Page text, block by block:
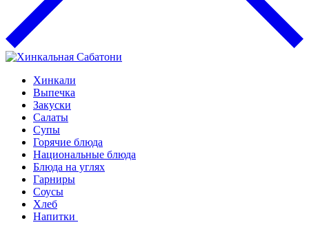
Хинкали
Выпечка
Закуски
Салаты
Супы
Горячие блюда
Национальные блюда
Блюда на углях
Гарниры
Соусы
Хлеб
Напитки